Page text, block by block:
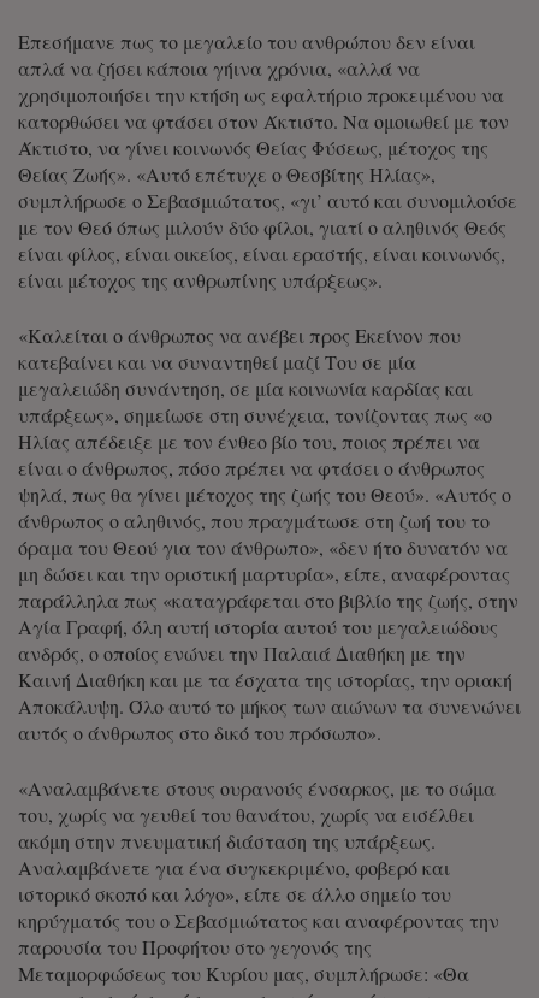
Επεσήμανε πως το μεγαλείο του ανθρώπου δεν είναι
απλά να ζήσει κάποια γήινα χρόνια, «αλλά να
χρησιμοποιήσει την κτήση ως εφαλτήριο προκειμένου να
κατορθώσει να φτάσει στον Άκτιστο. Να ομοιωθεί με τον
Άκτιστο, να γίνει κοινωνός Θείας Φύσεως, μέτοχος της
Θείας Ζωής». «Αυτό επέτυχε ο Θεσβίτης Ηλίας»,
συμπλήρωσε ο Σεβασμιώτατος, «γι’ αυτό και συνομιλούσε
με τον Θεό όπως μιλούν δύο φίλοι, γιατί ο αληθινός Θεός
είναι φίλος, είναι οικείος, είναι εραστής, είναι κοινωνός,
είναι μέτοχος της ανθρωπίνης υπάρξεως».
«Καλείται ο άνθρωπος να ανέβει προς Εκείνον που
κατεβαίνει και να συναντηθεί μαζί Του σε μία
μεγαλειώδη συνάντηση, σε μία κοινωνία καρδίας και
υπάρξεως», σημείωσε στη συνέχεια, τονίζοντας πως «ο
Ηλίας απέδειξε με τον ένθεο βίο του, ποιος πρέπει να
είναι ο άνθρωπος, πόσο πρέπει να φτάσει ο άνθρωπος
ψηλά, πως θα γίνει μέτοχος της ζωής του Θεού». «Αυτός ο
άνθρωπος ο αληθινός, που πραγμάτωσε στη ζωή του το
όραμα του Θεού για τον άνθρωπο», «δεν ήτο δυνατόν να
μη δώσει και την οριστική μαρτυρία», είπε, αναφέροντας
παράλληλα πως «καταγράφεται στο βιβλίο της ζωής, στην
Αγία Γραφή, όλη αυτή ιστορία αυτού του μεγαλειώδους
ανδρός, ο οποίος ενώνει την Παλαιά Διαθήκη με την
Καινή Διαθήκη και με τα έσχατα της ιστορίας, την οριακή
Αποκάλυψη. Όλο αυτό το μήκος των αιώνων τα συνενώνει
αυτός ο άνθρωπος στο δικό του πρόσωπο».
«Αναλαμβάνετε στους ουρανούς ένσαρκος, με το σώμα
του, χωρίς να γευθεί του θανάτου, χωρίς να εισέλθει
ακόμη στην πνευματική διάσταση της υπάρξεως.
Αναλαμβάνετε για ένα συγκεκριμένο, φοβερό και
ιστορικό σκοπό και λόγο», είπε σε άλλο σημείο του
κηρύγματός του ο Σεβασμιώτατος και αναφέροντας την
παρουσία του Προφήτου στο γεγονός της
Μεταμορφώσεως του Κυρίου μας, συμπλήρωσε: «Θα